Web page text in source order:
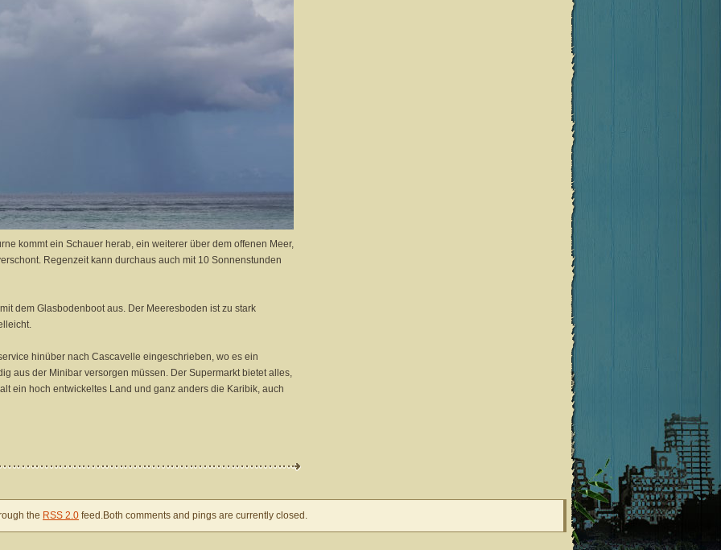
kommt ein Schauer herab, ein weiterer über dem offenen Meer,
Regenzeit kann durchaus auch mit 10 Sonnenstunden
dem Glasbodenboot aus. Der Meeresboden ist zu stark
hinüber nach Cascavelle eingeschrieben, wo es ein
aus der Minibar versorgen müssen. Der Supermarkt bietet alles,
ein hoch entwickeltes Land und ganz anders die Karibik, auch
the RSS 2.0 feed.Both comments and pings are currently closed.